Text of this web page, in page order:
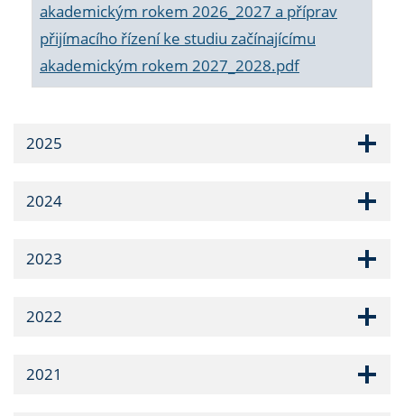
akademickým rokem 2026_2027 a příprav
přijímacího řízení ke studiu začínajícímu
akademickým rokem 2027_2028.pdf
2025
2024
2023
2022
2021